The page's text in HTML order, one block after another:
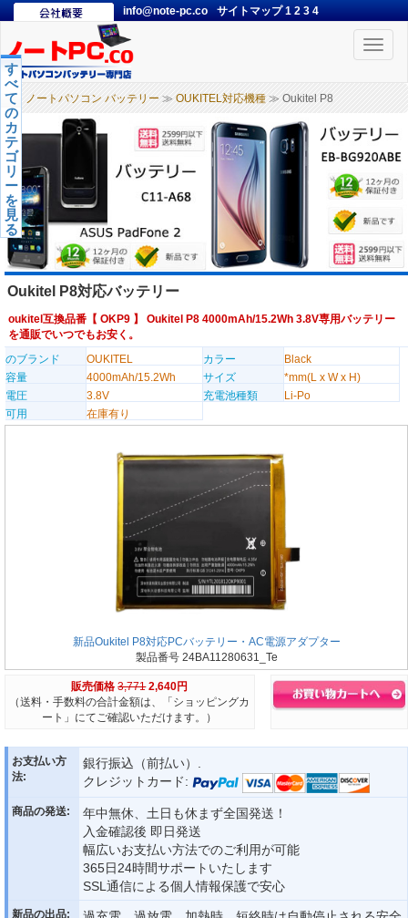
info@note-pc.co サイトマップ1 2 3 4
Toggle
ノートパソコン バッテリー ≫ OUKITEL対応機種 ≫ Oukitel P8
す
べ
て
の
カ
テ
ゴ
リ
ー
を
見
る
Oukitel P8対応バッテリー
oukitel互換品番【 OKP9 】 Oukitel P8 4000mAh/15.2Wh 3.8V専用バッテリー
を通販でいつでもお安く。
のブランド
OUKITEL カラー
Black
容量
4000mAh/15.2Wh サイズ
*mm(L x W x H)
電圧
3.8V 充電池種類
Li-Po
可用
在庫有り
新品Oukitel P8対応PCバッテリー・AC電源アダプター
製品番号 24BA11280631_Te
販売価格 3,771 2,640円
（送料・手数料の合計金額は、「ショッピングカ
ート」にてご確認いただけます。）
お支払い方
法:
銀行振込（前払い）.
クレジットカード:
商品の発送:
年中無休、土日も休まず全国発送！
入金確認後 即日発送
幅広いお支払い方法でのご利用が可能
365日24時間サポートいたします
SSL通信による個人情報保護で安心
新品の出品: